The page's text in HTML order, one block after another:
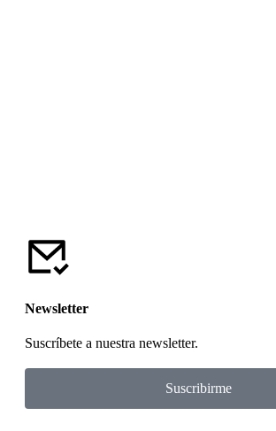
Newsletter
Suscríbete a nuestra newsletter.
Suscribirme